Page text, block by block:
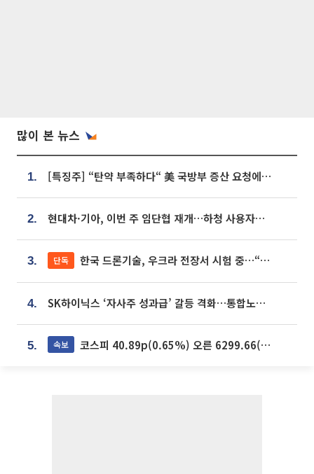
많이 본 뉴스
1. [특징주] “탄약 부족하다“ 美 국방부 증산 요청에⋯국내 방산주 급등세
2. 현대차·기아, 이번 주 임단협 재개…하청 사용자성 재심도 ‘변수’
3. 단독 한국 드론기술, 우크라 전장서 시험 중…“스타트업 여러 곳 참여”
4. SK하이닉스 ‘자사주 성과급’ 갈등 격화…통합노조 출범 움직임
5. 속보 코스피 40.89p(0.65%) 오른 6299.66(마감)